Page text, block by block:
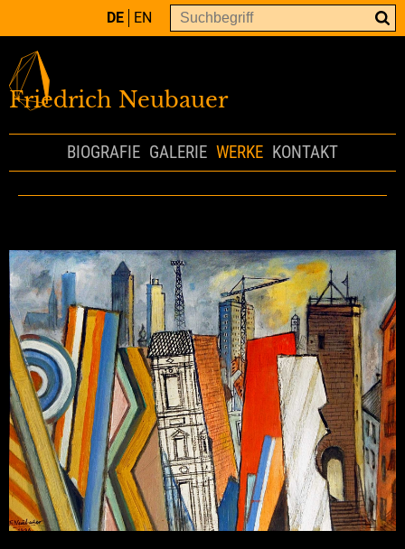
DE EN
Friedrich Neubauer
BIOGRAFIE GALERIE WERKE KONTAKT